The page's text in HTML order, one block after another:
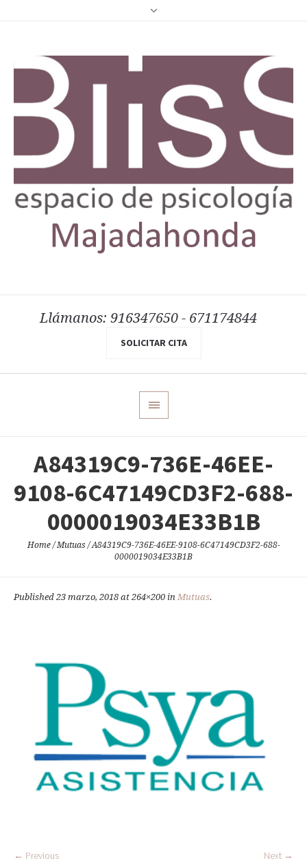
Llámanos: 916347650 - 671174844
SOLICITAR CITA
A84319C9-736E-46EE-
9108-6C47149CD3F2-688-
0000019034E33B1B
Home /Mutuas /A84319C9-736E-46EE-9108-6C47149CD3F2-688-
0000019034E33B1B
Published 23 marzo, 2018 at 264×200 in Mutuas.
← Previous Next →